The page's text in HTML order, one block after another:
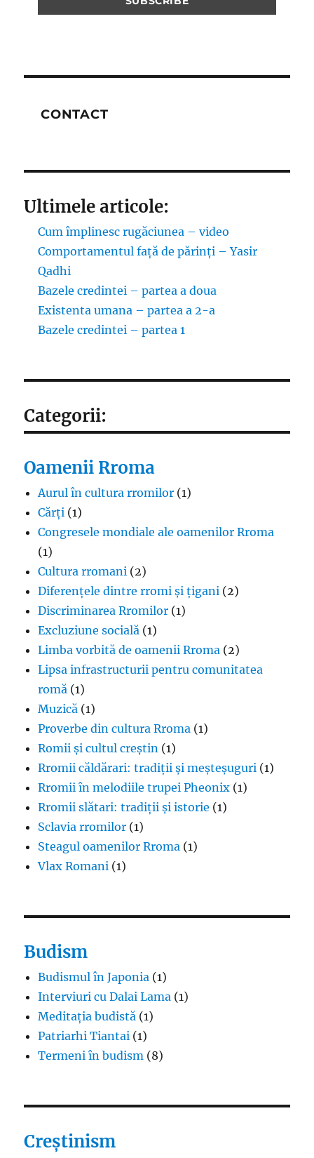
CONTACT
Ultimele articole:
Cum împlinesc rugăciunea – video
Comportamentul față de părinți – Yasir
Qadhi
Bazele credintei – partea a doua
Existenta umana – partea a 2-a
Bazele credintei – partea 1
Categorii:
Oamenii Rroma
Aurul în cultura rromilor (1)
Cărți (1)
Congresele mondiale ale oamenilor Rroma
(1)
Cultura rromani (2)
Diferențele dintre rromi și țigani (2)
Discriminarea Rromilor (1)
Excluziune socială (1)
Limba vorbită de oamenii Rroma (2)
Lipsa infrastructurii pentru comunitatea
romă (1)
Muzică (1)
Proverbe din cultura Rroma (1)
Romii și cultul creștin (1)
Rromii căldărari: tradiții și meșteșuguri (1)
Rromii în melodiile trupei Pheonix (1)
Rromii slătari: tradiții și istorie (1)
Sclavia rromilor (1)
Steagul oamenilor Rroma (1)
Vlax Romani (1)
Budism
Budismul în Japonia (1)
Interviuri cu Dalai Lama (1)
Meditația budistă (1)
Patriarhi Tiantai (1)
Termeni în budism (8)
Creștinism